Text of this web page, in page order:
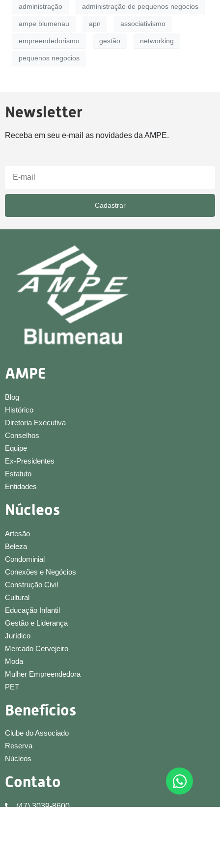
administração administração de pequenos negocios
ampe blumenau apn associativismo
empreendedorismo gestão networking
pequenos negocios
Newsletter
Receba em seu e-mail as novidades da AMPE.
Cadastrar
AMPE
Blog
Histórico
Diretoria Executiva
Conselhos
Equipe
Ex-Presidentes
Estatuto
Entidades
Núcleos
Artesão
Beleza
Condominial
Conexões e Negócios
Construção Civil
Cultural
Educação Infantil
Gestão e Liderança
Jurídico
Mercado Cervejeiro
Moda
Mulher Empreendedora
PET
Benefícios
Clube do Associado
Reserva
Núcleos
Contato
(47) 3039-8600